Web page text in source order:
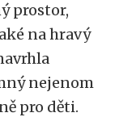
prostor,
na hravý
nejenom
pro děti.